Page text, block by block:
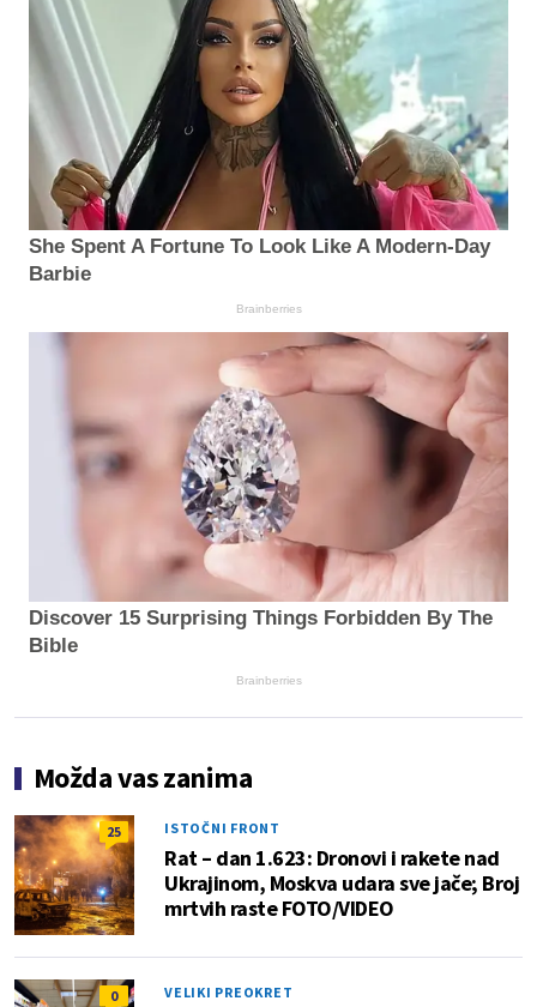
She Spent A Fortune To Look Like A Modern-Day
Barbie
Brainberries
Discover 15 Surprising Things Forbidden By The
Bible
Brainberries
Možda vas zanima
25 ISTOČNI FRONT
Rat – dan 1.623: Dronovi i rakete nad
Ukrajinom, Moskva udara sve jače; Broj
mrtvih raste FOTO/VIDEO
0 VELIKI PREOKRET